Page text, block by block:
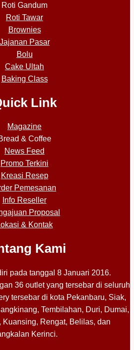
Roti Gandum
Roti Tawar
Brownies
Jajanan Pasar
Bolu
Cake Ultah
Baking Class
Link
Magazine
& Coffee
News Feed
Promo Terkini
Kreasi Resep
Pemesanan
Info Reseller
Proposal
& Kontak
Kami
pada tanggal 8 Januari 2016.
36 outlet yang tersebar di seluruh
tersebar di kota Pekanbaru, Siak,
Tembilahan, Duri, Dumai,
Kuansing, Rengat, Belilas, dan
Kerinci.